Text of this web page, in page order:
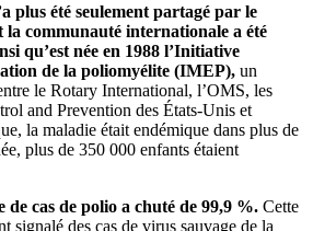
plus été seulement partagé par le
communauté internationale a été
qu’est née en 1988 l’Initiative
de la poliomyélite (IMEP), un
le Rotary International, l’OMS, les
and Prevention des États-Unis et
la maladie était endémique dans plus de
plus de 350 000 enfants étaient
de cas de polio a chuté de 99,9 %. Cette
signalé des cas de virus sauvage de la